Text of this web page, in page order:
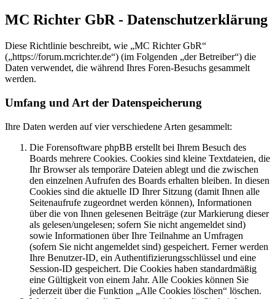
MC Richter GbR - Datenschutzerklärung
Diese Richtlinie beschreibt, wie „MC Richter GbR“
(„https://forum.mcrichter.de“) (im Folgenden „der Betreiber“) die
Daten verwendet, die während Ihres Foren-Besuchs gesammelt
werden.
Umfang und Art der Datenspeicherung
Ihre Daten werden auf vier verschiedene Arten gesammelt:
Die Forensoftware phpBB erstellt bei Ihrem Besuch des
Boards mehrere Cookies. Cookies sind kleine Textdateien, die
Ihr Browser als temporäre Dateien ablegt und die zwischen
den einzelnen Aufrufen des Boards erhalten bleiben. In diesen
Cookies sind die aktuelle ID Ihrer Sitzung (damit Ihnen alle
Seitenaufrufe zugeordnet werden können), Informationen
über die von Ihnen gelesenen Beiträge (zur Markierung dieser
als gelesen/ungelesen; sofern Sie nicht angemeldet sind)
sowie Informationen über Ihre Teilnahme an Umfragen
(sofern Sie nicht angemeldet sind) gespeichert. Ferner werden
Ihre Benutzer-ID, ein Authentifizierungsschlüssel und eine
Session-ID gespeichert. Die Cookies haben standardmäßig
eine Gültigkeit von einem Jahr. Alle Cookies können Sie
jederzeit über die Funktion „Alle Cookies löschen“ löschen.